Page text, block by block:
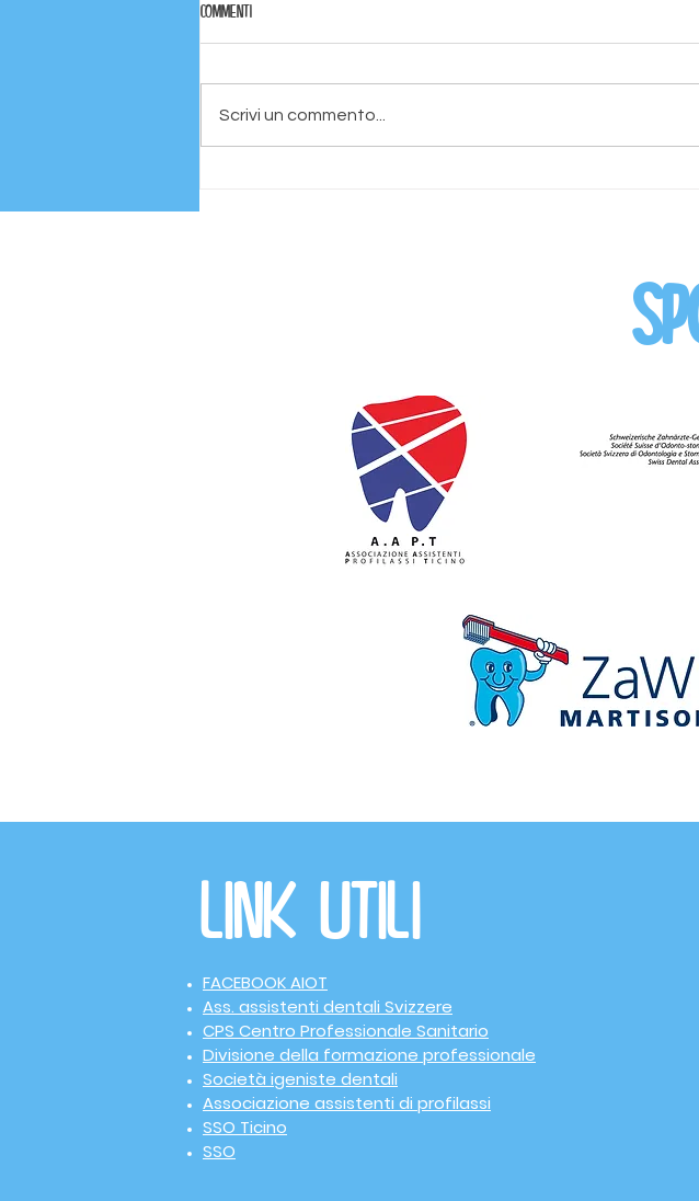
Commenti
Scrivi un commento...
Link utili
FACEBOOK AIOT
Ass. assistenti dentali Svizzere
CPS Centro Professionale Sanitario
Divisione della formazione professionale
Società igeniste dentali
Associazione assistenti di profilassi
SSO Ticino
SSO